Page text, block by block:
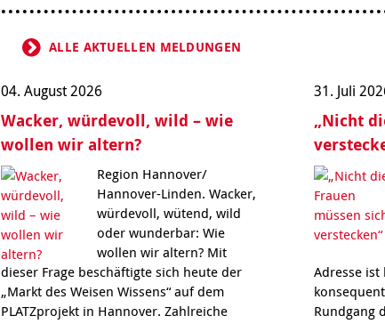
ALLE AKTUELLEN MELDUNGEN
04. August 2026
Wacker, würdevoll, wild – wie
wollen wir altern?
Region Hannover/
Hannover-Linden. Wacker,
würdevoll, wütend, wild
oder wunderbar: Wie
wollen wir altern? Mit
dieser Frage beschäftigte sich heute der
„Markt des Weisen Wissens“ auf dem
PLATZprojekt in Hannover. Zahlreiche
31. Juli
„Nicht
Adresse ist
Rundgang